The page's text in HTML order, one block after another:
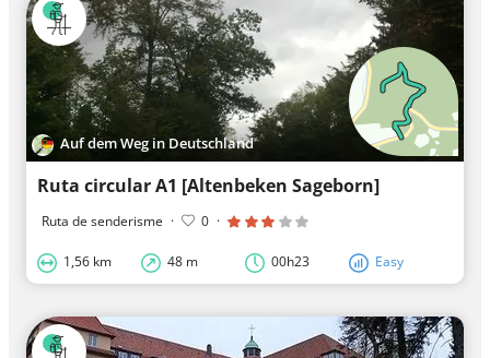
Auf dem Weg in Deutschland
Ruta circular A1 [Altenbeken Sageborn]
Ruta de senderisme · 0 ·
1,56 km 48 m 00h23 Easy